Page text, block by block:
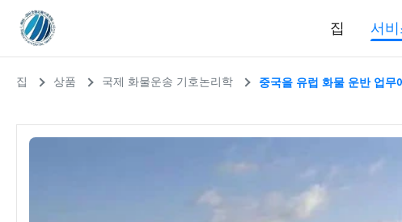
집 서
집 상품 국제 화물운송 기호논리학 중국을 유럽 화물 운반 업무